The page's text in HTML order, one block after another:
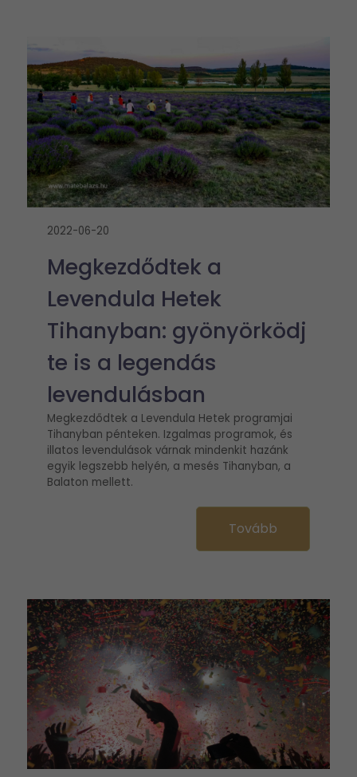
2022-06-20
Megkezdődtek a
Levendula Hetek
Tihanyban: gyönyörködj
te is a legendás
levendulásban
Megkezdődtek a Levendula Hetek programjai
Tihanyban pénteken. Izgalmas programok, és
illatos levendulások várnak mindenkit hazánk
egyik legszebb helyén, a mesés Tihanyban, a
Balaton mellett.
Tovább